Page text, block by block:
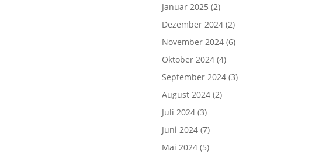
Januar 2025 (2)
Dezember 2024 (2)
November 2024 (6)
Oktober 2024 (4)
September 2024 (3)
August 2024 (2)
Juli 2024 (3)
Juni 2024 (7)
Mai 2024 (5)